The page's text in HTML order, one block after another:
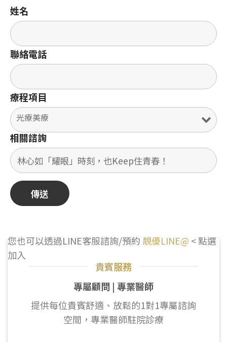
貴賓服務
專屬顧問 | 專業醫師
提供每位貴賓舒適、放鬆的1對1專屬諮詢
空間，專業醫師駐院診療
姓名
聯絡電話
療程項目
相關諮詢
您也可以透過LINE客服諮詢/預約 靚優LINE@ < 點選
加入